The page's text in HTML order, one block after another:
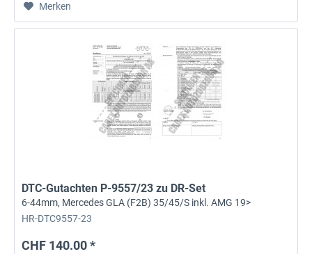
Merken
DTC-Gutachten P-9557/23 zu DR-Set
6-44mm, Mercedes GLA (F2B) 35/45/S inkl. AMG 19>
HR-DTC9557-23
CHF 140.00 *